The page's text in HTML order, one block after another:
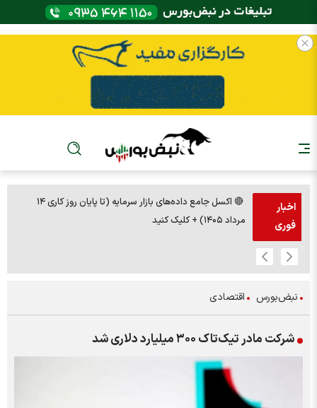
اخبار
فوری
🔴 اکسل جامع داده‌های بازار سرمایه (تا پایان روز کاری ۱۴
مرداد ۱۴۰۵) + کلیک کنید
نبض‌بورس اقتصادی
شرکت مادر تیک‌تاک ۳۰۰ میلیارد دلاری شد